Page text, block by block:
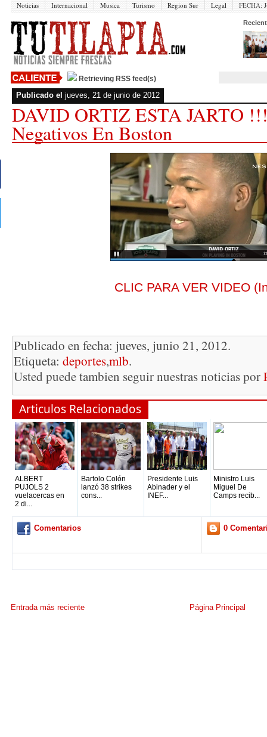
Noticias Internacional Musica Turismo Region Sur Legal FECHA:
Retrieving RSS feed(s)
Publicado el jueves, 21 de junio de 2012
DAVID ORTIZ ESTA JARTO
Negativos En Boston
CLIC PARA VER VIDEO
Publicado en fecha: jueves, junio 21, 2012.
Etiqueta: deportes,mlb.
Usted puede tambien seguir nuestras noticias por
Articulos Relacionados
ALBERT
PUJOLS 2
vuelacercas en
2 di...
Bartolo Colón
lanzó 38 strikes
cons...
Presidente Luis
Abinader y el
INEF...
Ministro Luis
Miguel De
Camps recib...
Comentarios 0
Entrada más reciente Página Principal